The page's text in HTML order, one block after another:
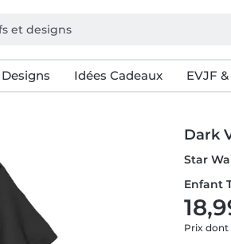
Designs Idées Cadeaux EVJF
Dark
Star
Enfant
Prix dont